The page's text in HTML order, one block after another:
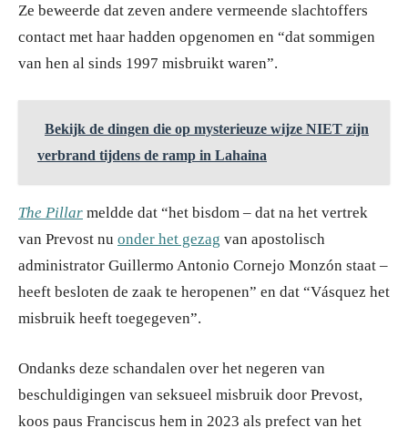
Ze beweerde dat zeven andere vermeende slachtoffers
contact met haar hadden opgenomen en “dat sommigen
van hen al sinds 1997 misbruikt waren”.
Bekijk de dingen die op mysterieuze wijze NIET zijn
verbrand tijdens de ramp in Lahaina
The Pillar meldde dat “het bisdom – dat na het vertrek
van Prevost nu onder het gezag van apostolisch
administrator Guillermo Antonio Cornejo Monzón staat –
heeft besloten de zaak te heropenen” en dat “Vásquez het
misbruik heeft toegegeven”.
Ondanks deze schandalen over het negeren van
beschuldigingen van seksueel misbruik door Prevost,
koos paus Franciscus hem in 2023 als prefect van het